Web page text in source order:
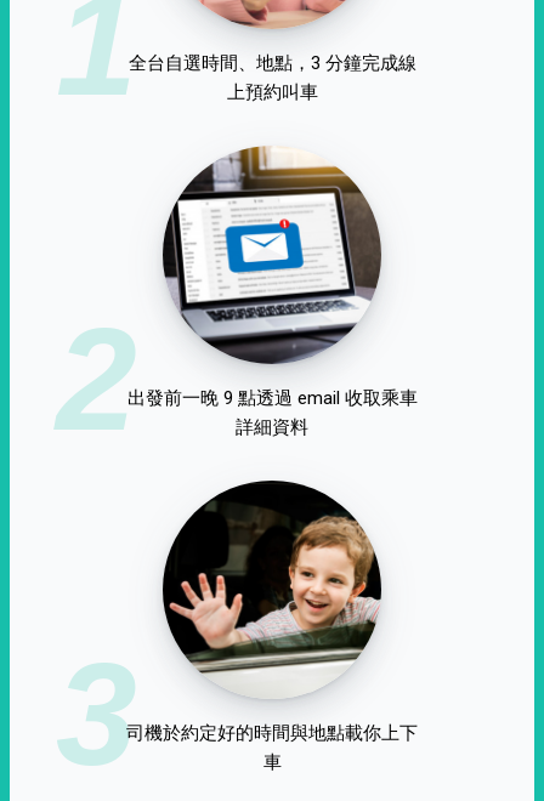
1全台自選時間、地點，3 分鐘完成線
上預約叫車
2出發前一晚 9 點透過 email 收取乘車
詳細資料
3司機於約定好的時間與地點載你上下
車